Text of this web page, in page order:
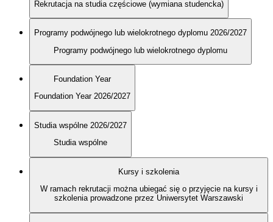
Rekrutacja na studia częściowe (wymiana studencka)
Programy podwójnego lub wielokrotnego dyplomu 2026/2027
Programy podwójnego lub wielokrotnego dyplomu
Foundation Year
Foundation Year 2026/2027
Studia wspólne 2026/2027
Studia wspólne
Kursy i szkolenia
W ramach rekrutacji można ubiegać się o przyjęcie na kursy i
szkolenia prowadzone przez Uniwersytet Warszawski